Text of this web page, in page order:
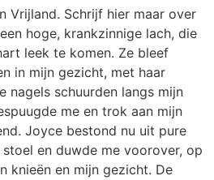
Vrijland. Schrijf hier maar over
hoge, krankzinnige lach, die
leek te komen. Ze bleef
in mijn gezicht, met haar
nagels schuurden langs mijn
me en trok aan mijn
Joyce bestond nu uit pure
en duwde me voorover, op
knieën en mijn gezicht. De